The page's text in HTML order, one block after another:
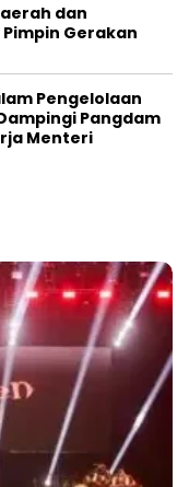
dan
Gerakan
Pengelolaan
Pangdam
Menteri